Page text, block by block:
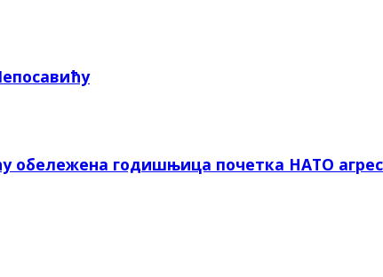
обележена годишњица почетка НАТО